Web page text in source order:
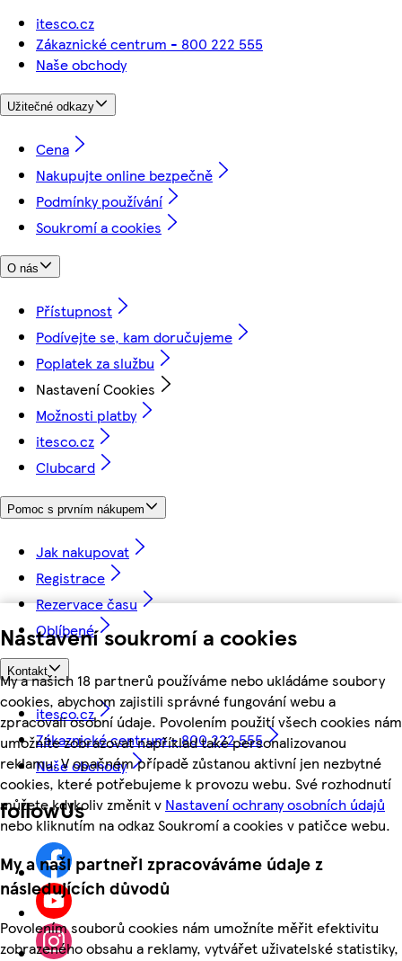
Nastavení soukromí a cookies
My a našich 18 partnerů používáme nebo ukládáme soubory
cookies, abychom zajistili správné fungování webu a
zpracovali osobní údaje. Povolením použití všech cookies nám
umožníte zobrazovat například také personalizovanou
reklamu. V opačném případě zůstanou aktivní jen nezbytné
cookies, které potřebujeme k provozu webu. Své rozhodnutí
můžete kdykoliv změnit v Nastavení ochrany osobních údajů
nebo kliknutím na odkaz Soukromí a cookies v patičce webu.
My a naši partneři zpracováváme údaje z
následujících důvodů
Povolením souborů cookies nám umožníte měřit efektivitu
zobrazeného obsahu a reklamy, vytvářet uživatelské statistiky,
itesco.cz
Zákaznické centrum - 800 222 555
Naše obchody
Užitečné odkazy
Cena
Nakupujte online bezpečně
Podmínky používání
Soukromí a cookies
O nás
Přístupnost
Podívejte se, kam doručujeme
Poplatek za službu
Nastavení Cookies
Možnosti platby
itesco.cz
Clubcard
Pomoc s prvním nákupem
Jak nakupovat
Registrace
Rezervace času
Oblíbené
Kontakt
itesco.cz
Zákaznické centrum - 800 222 555
Naše obchody
followUs